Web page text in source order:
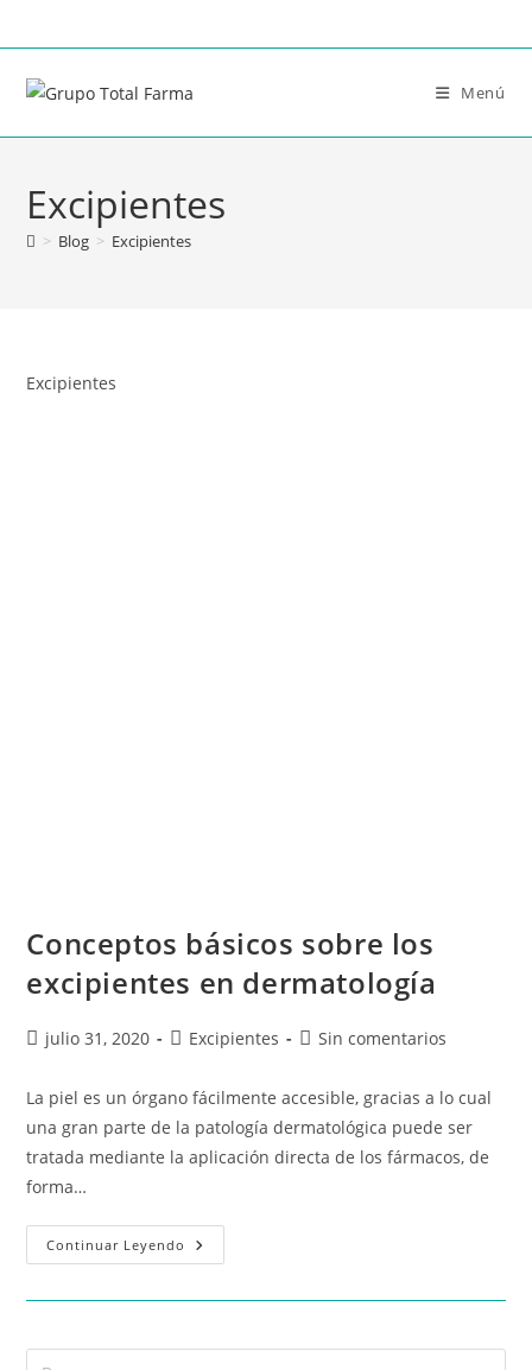
Menú
Excipientes
> Blog > Excipientes
Excipientes
Conceptos básicos sobre los
excipientes en dermatología
julio 31, 2020 Excipientes Sin comentarios
La piel es un órgano fácilmente accesible, gracias a lo cual
una gran parte de la patología dermatológica puede ser
tratada mediante la aplicación directa de los fármacos, de
forma…
Continuar Leyendo